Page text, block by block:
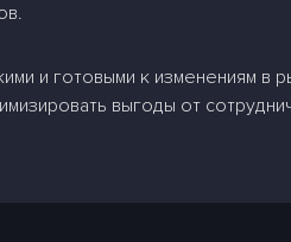
и готовыми к изменениям в
выгоды от